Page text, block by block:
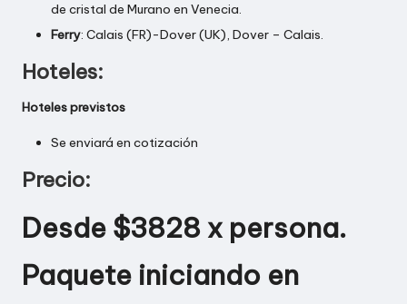
de cristal de Murano en Venecia.
Ferry: Calais (FR)-Dover (UK), Dover – Calais.
Hoteles:
Hoteles previstos
Se enviará en cotización
Precio:
Desde $3828 x persona.
Paquete iniciando en